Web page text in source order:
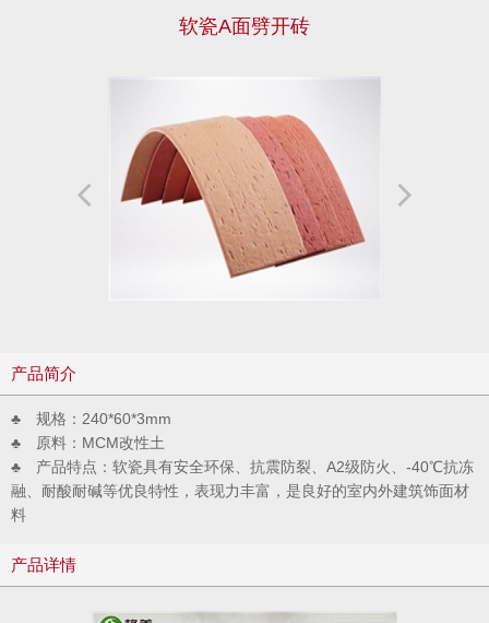
软瓷A面劈开砖
产品简介
♣ 规格：240*60*3mm
♣ 原料：MCM改性土
♣ 产品特点：软瓷具有安全环保、抗震防裂、A2级防火、-40℃抗冻
融、耐酸耐碱等优良特性，表现力丰富，是良好的室内外建筑饰面材
料
产品详情